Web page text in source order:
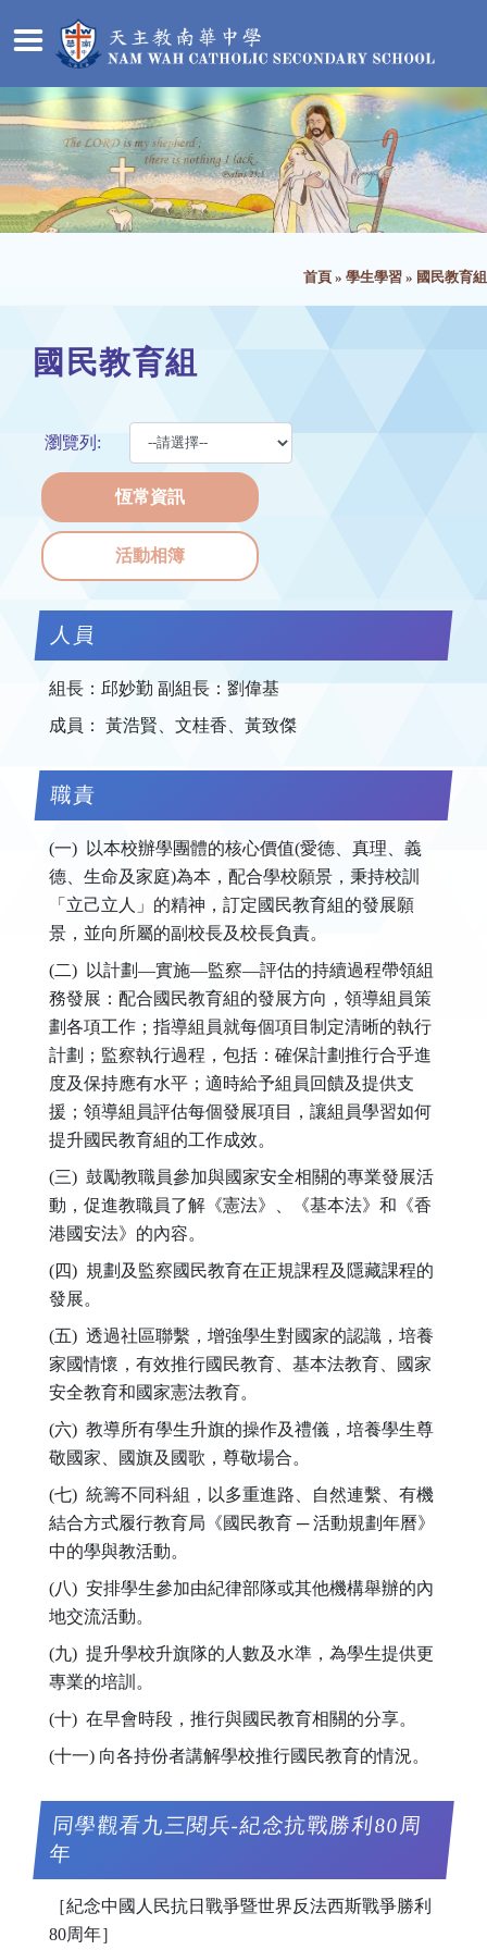
首頁 » 學生學習 » 國民教育組
國民教育組
瀏覽列:
恆常資訊
活動相簿
人員
組長：邱妙勤 副組長：劉偉基
成員： 黃浩賢、文桂香、黃致傑
職責
(一) 以本校辦學團體的核心價值(愛德、真理、義
德、生命及家庭)為本，配合學校願景，秉持校訓
「立己立人」的精神，訂定國民教育組的發展願
景，並向所屬的副校長及校長負責。
(二) 以計劃—實施—監察—評估的持續過程帶領組
務發展：配合國民教育組的發展方向，領導組員策
劃各項工作；指導組員就每個項目制定清晰的執行
計劃；監察執行過程，包括：確保計劃推行合乎進
度及保持應有水平；適時給予組員回饋及提供支
援；領導組員評估每個發展項目，讓組員學習如何
提升國民教育組的工作成效。
(三) 鼓勵教職員參加與國家安全相關的專業發展活
動，促進教職員了解《憲法》、《基本法》和《香
港國安法》的內容。
(四) 規劃及監察國民教育在正規課程及隱藏課程的
發展。
(五) 透過社區聯繫，增強學生對國家的認識，培養
家國情懷，有效推行國民教育、基本法教育、國家
安全教育和國家憲法教育。
(六) 教導所有學生升旗的操作及禮儀，培養學生尊
敬國家、國旗及國歌，尊敬場合。
(七) 統籌不同科組，以多重進路、自然連繫、有機
結合方式履行教育局《國民教育 ─ 活動規劃年曆》
中的學與教活動。
(八) 安排學生參加由紀律部隊或其他機構舉辦的內
地交流活動。
(九) 提升學校升旗隊的人數及水準，為學生提供更
專業的培訓。
(十) 在早會時段，推行與國民教育相關的分享。
(十一) 向各持份者講解學校推行國民教育的情況。
同學觀看九三閱兵-紀念抗戰勝利80周
年
［紀念中國人民抗日戰爭暨世界反法西斯戰爭勝利
80周年］